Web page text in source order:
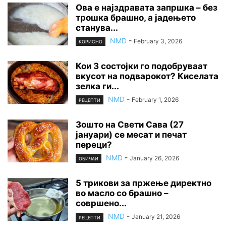
Ова е најздравата запршка – без
трошка брашно, а јадењето
станува...
КОРИСНО NMD - February 3, 2026
Кои 3 состојки го подобруваат
вкусот на подварокот? Киселата
зелка ги...
РЕЦЕПТИ NMD - February 1, 2026
Зошто на Свети Сава (27
јануари) се месат и печат
переци?
ОБИЧАИ NMD - January 26, 2026
5 трикови за пржење директно
во масло со брашно –
совршено...
РЕЦЕПТИ NMD - January 21, 2026